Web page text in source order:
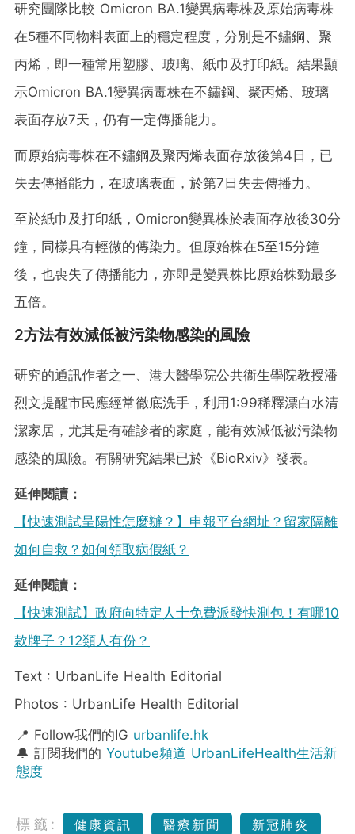
研究團隊比較 Omicron BA.1變異病毒株及原始病毒株
在5種不同物料表面上的穩定程度，分別是不鏽鋼、聚
丙烯，即一種常用塑膠、玻璃、紙巾及打印紙。結果顯
示Omicron BA.1變異病毒株在不鏽鋼、聚丙烯、玻璃
表面存放7天，仍有一定傳播能力。
而原始病毒株在不鏽鋼及聚丙烯表面存放後第4日，已
失去傳播能力，在玻璃表面，於第7日失去傳播力。
至於紙巾及打印紙，Omicron變異株於表面存放後30分
鐘，同樣具有輕微的傳染力。但原始株在5至15分鐘
後，也喪失了傳播能力，亦即是變異株比原始株勁最多
五倍。
2方法有效減低被污染物感染的風險
研究的通訊作者之一、港大醫學院公共衞生學院教授潘
烈文提醒市民應經常徹底洗手，利用1:99稀釋漂白水清
潔家居，尤其是有確診者的家庭，能有效減低被污染物
感染的風險。有關研究結果已於《BioRxiv》發表。
延伸閱讀：
【快速測試呈陽性怎麼辦？】申報平台網址？留家隔離
如何自救？如何領取病假紙？
延伸閱讀：
【快速測試】政府向特定人士免費派發快測包！有哪10
款牌子？12類人有份？
Text : UrbanLife Health Editorial
Photos : UrbanLife Health Editorial
📍 Follow我們的IG urbanlife.hk
🔔 訂閱我們的 Youtube頻道 UrbanLifeHealth生活新
態度
標籤: 健康資訊 醫療新聞
新冠肺炎